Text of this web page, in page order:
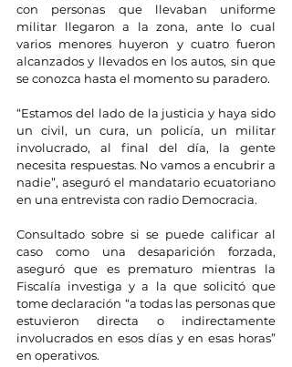
con personas que llevaban uniforme
militar llegaron a la zona, ante lo cual
varios menores huyeron y cuatro fueron
alcanzados y llevados en los autos, sin que
se conozca hasta el momento su paradero.
“Estamos del lado de la justicia y haya sido
un civil, un cura, un policía, un militar
involucrado, al final del día, la gente
necesita respuestas. No vamos a encubrir a
nadie”, aseguró el mandatario ecuatoriano
en una entrevista con radio Democracia.
Consultado sobre si se puede calificar al
caso como una desaparición forzada,
aseguró que es prematuro mientras la
Fiscalía investiga y a la que solicitó que
tome declaración “a todas las personas que
estuvieron directa o indirectamente
involucrados en esos días y en esas horas”
en operativos.